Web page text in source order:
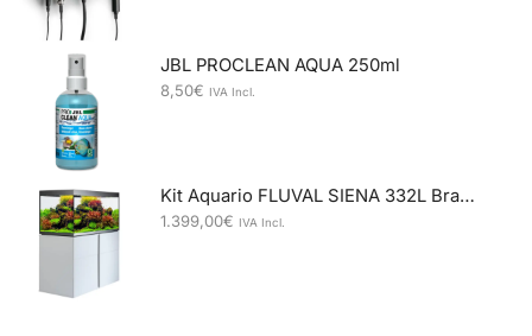
JBL PROCLEAN AQUA 250ml
8,50€ IVA Incl.
Kit Aquario FLUVAL SIENA 332L Branco
1.399,00€ IVA Incl.